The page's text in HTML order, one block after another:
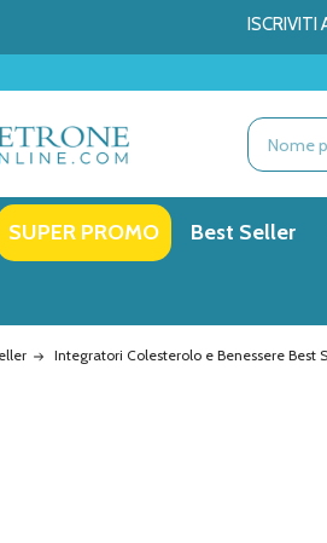
ISCRIVITI
Ricerca
SUPER PROMO Best Seller
Integratori Colesterolo e Benessere Best